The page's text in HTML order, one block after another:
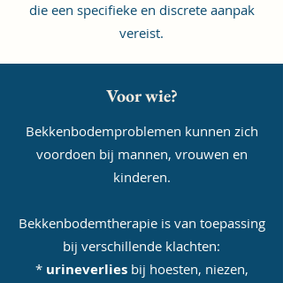
die een specifieke en discrete aanpak
vereist.
Voor wie?
Bekkenbodemproblemen kunnen zich
voordoen bij mannen, vrouwen en
kinderen.
Bekkenbodemtherapie is van toepassing
bij verschillende klachten:
* urineverliesbij hoesten, niezen,